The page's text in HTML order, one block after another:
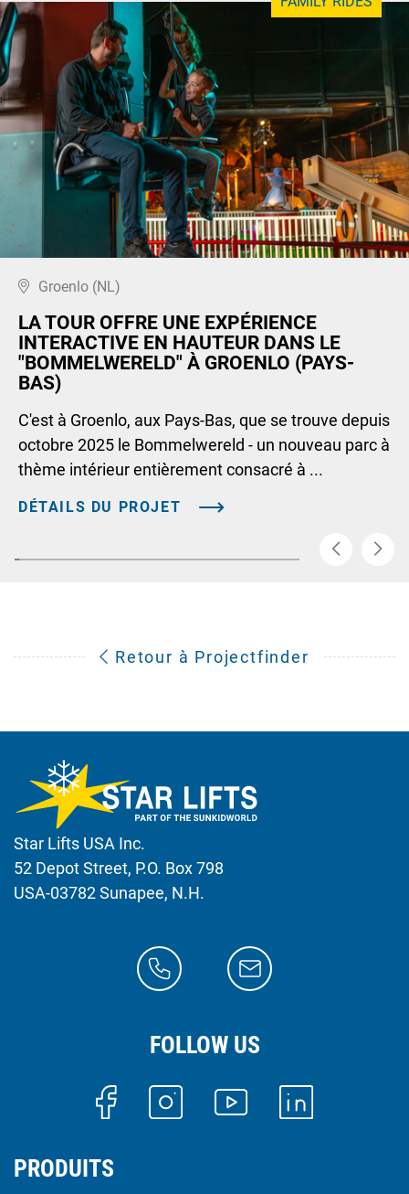
Groenlo (NL)
LA TOUR OFFRE UNE EXPÉRIENCE
INTERACTIVE EN HAUTEUR DANS LE
"BOMMELWERELD" À GROENLO (PAYS-
BAS)
C'est à Groenlo, aux Pays-Bas, que se trouve depuis
octobre 2025 le Bommelwereld - un nouveau parc à
thème intérieur entièrement consacré à ...
DÉTAILS DU PROJET
Retour à Projectfinder
Star Lifts USA Inc.
52 Depot Street, P.O. Box 798
USA-03782 Sunapee, N.H.
FOLLOW US
PRODUITS